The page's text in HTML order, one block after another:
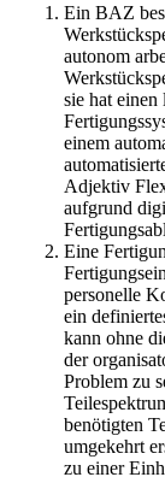
Ein BAZ
autonom
sie hat
einem
Adjektiv
aufgrund
Eine
personelle
ein
kann ohne
der
Problem zu
benötigten
umgekehrt
zu einer